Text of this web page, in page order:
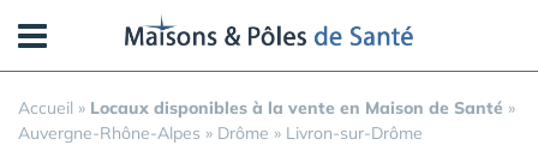
Accueil » Locaux disponibles à la vente en Maison de Santé »
Auvergne-Rhône-Alpes » Drôme » Livron-sur-Drôme
Panneau de gestion des cookies